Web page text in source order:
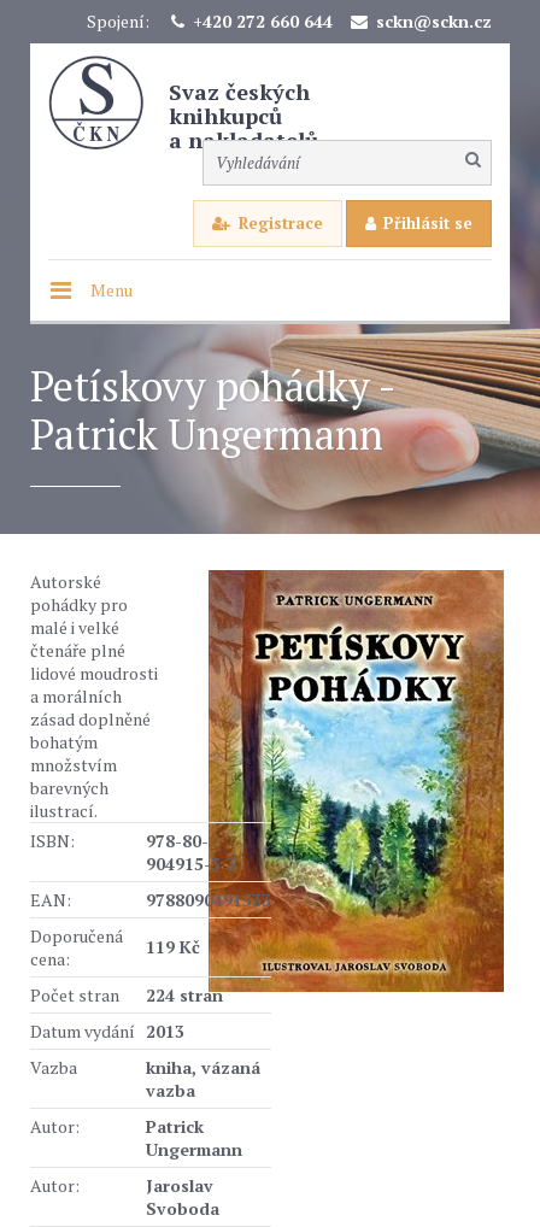
Spojení: +420 272 660 644 sckn@sckn.cz
Svaz českých
knihkupců
a nakladatelů
Registrace Přihlásit se
Menu
Petískovy pohádky -
Patrick Ungermann
Autorské
pohádky pro
malé i velké
čtenáře plné
lidové moudrosti
a morálních
zásad doplněné
bohatým
množstvím
barevných
ilustrací.
ISBN:
978-80-
904915-3-3
EAN:
9788090491533
Doporučená
cena:
119 Kč
Počet stran
224 stran
Datum vydání 2013
Vazba
kniha, vázaná
vazba
Autor:
Patrick
Ungermann
Autor:
Jaroslav
Svoboda